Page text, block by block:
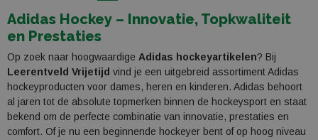
Adidas Hockey – Innovatie, Topkwaliteit
en Prestaties
Op zoek naar hoogwaardige Adidas hockeyartikelen? Bij
Leerentveld Vrijetijd vind je een uitgebreid assortiment Adidas
hockeyproducten voor dames, heren en kinderen. Adidas behoort
al jaren tot de absolute topmerken binnen de hockeysport en staat
bekend om de perfecte combinatie van innovatie, prestaties en
comfort. Of je nu een beginnende hockeyer bent of op hoog niveau